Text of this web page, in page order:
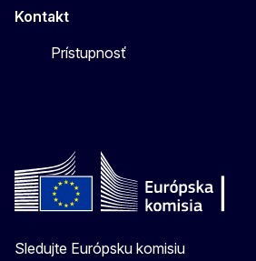
Kontakt
Prístupnosť
Sledujte Európsku komisiu